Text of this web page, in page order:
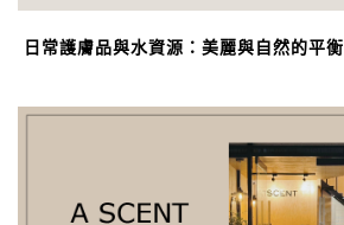
日常護膚品與水資源：美麗與自然的平衡